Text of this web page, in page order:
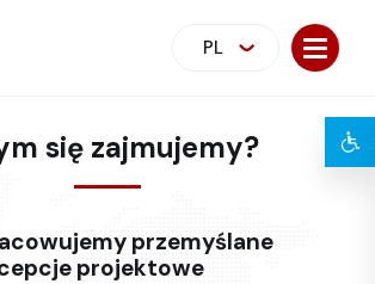
PL
się zajmujemy?
przemyślane
projektowe